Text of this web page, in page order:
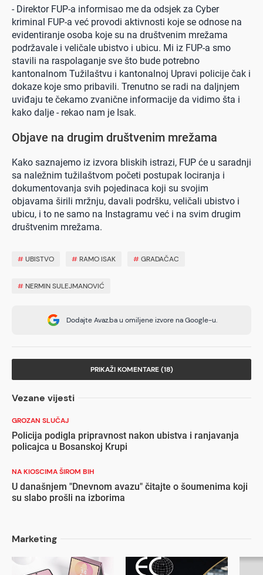
- Direktor FUP-a informisao me da odsjek za Cyber
kriminal FUP-a već provodi aktivnosti koje se odnose na
evidentiranje osoba koje su na društvenim mrežama
podržavale i veličale ubistvo i ubicu. Mi iz FUP-a smo
stavili na raspolaganje sve što bude potrebno
kantonalnom Tužilaštvu i kantonalnoj Upravi policije čak i
dokaze koje smo pribavili. Trenutno se radi na daljnjem
uviđaju te čekamo zvanične informacije da vidimo šta i
kako dalje - rekao nam je Isak.
Objave na drugim društvenim mrežama
Kako saznajemo iz izvora bliskih istrazi, FUP će u saradnji
sa naležnim tužilaštvom početi postupak lociranja i
dokumentovanja svih pojedinaca koji su svojim
objavama širili mržnju, davali podršku, veličali ubistvo i
ubicu, i to ne samo na Instagramu već i na svim drugim
društvenim mrežama.
#UBISTVO # RAMO ISAK #GRADAČAC
# NERMIN SULEJMANOVIĆ
Dodajte Avaz.ba u omiljene izvore na Google-u.
PRIKAŽI KOMENTARE (18)
Vezane vijesti
GROZAN SLUČAJ
Policija podigla pripravnost nakon ubistva i ranjavanja
policajca u Bosanskoj Krupi
NA KIOSCIMA ŠIROM BIH
U današnjem "Dnevnom avazu" čitajte o šoumenima koji
su slabo prošli na izborima
Marketing